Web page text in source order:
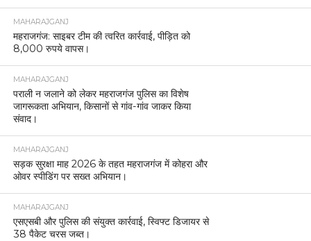
MAHARAJGANJ
महराजगंज: साइबर टीम की त्वरित कार्रवाई, पीड़ित को
8,000 रुपये वापस।
MAHARAJGANJ
पराली न जलाने को लेकर महराजगंज पुलिस का विशेष
जागरूकता अभियान, किसानों से गांव-गांव जाकर किया
संवाद।
MAHARAJGANJ
सड़क सुरक्षा माह 2026 के तहत महराजगंज में कोहरा और
ओवर स्पीडिंग पर सख्त अभियान।
MAHARAJGANJ
एसएसबी और पुलिस की संयुक्त कार्रवाई, स्विफ्ट डिजायर से
38 पैकेट चरस जब्त।